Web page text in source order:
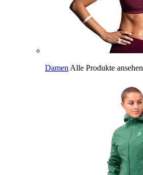
Damen Alle Produkte ansehen